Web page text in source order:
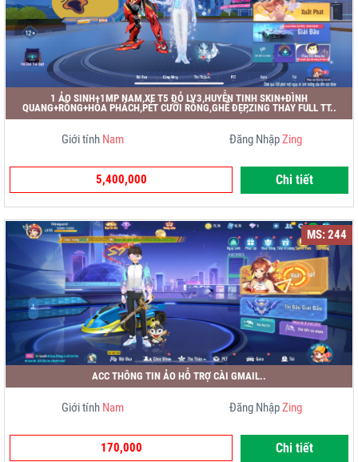
1 ẢO SINH+1MP NAM,XE T5 ĐỎ LV3,HUYỄN TINH SKIN+ĐÌNH
QUANG+RỒNG+HỎA PHÁCH,PÉT CƯỠI RỒNG,GHẾ ĐẸP,ZING THAY FULL TT..
Giới tính Nam Đăng NhậpZing
5,400,000 Chi tiết
MS: 244
ACC THÔNG TIN ẢO HỖ TRỢ CÀI GMAIL..
Giới tính Nam Đăng NhậpZing
170,000 Chi tiết